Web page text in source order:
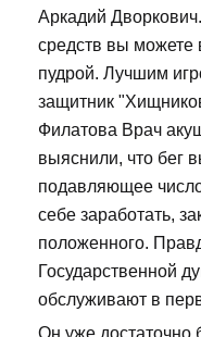
Аркадий
средств вы можете
пудрой. Лучшим
защитник
Филатова Врач
выяснили, что бег
подавляющее
себе заработать,
положенного.
Государственной
обслуживают в
Он уже достаточно